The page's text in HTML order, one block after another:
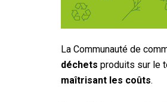
La Communauté de
déchets produits sur le
maîtrisant les coûts.